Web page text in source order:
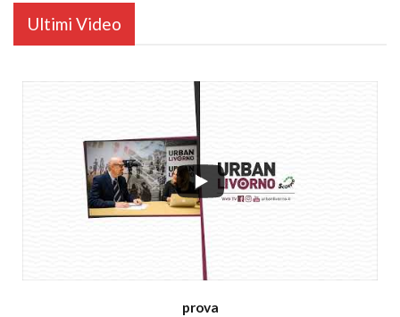
Ultimi Video
prova